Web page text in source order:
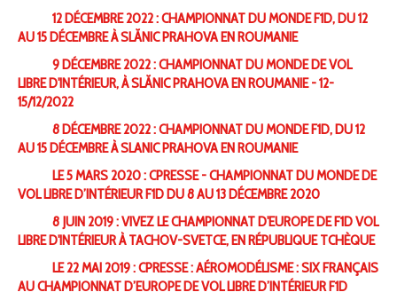
12 DÉCEMBRE 2022 : CHAMPIONNAT DU MONDE F1D, DU 12
AU 15 DÉCEMBRE À SLĂNIC PRAHOVA EN ROUMANIE
9 DÉCEMBRE 2022 : CHAMPIONNAT DU MONDE DE VOL
LIBRE D'INTÉRIEUR, À SLĂNIC PRAHOVA EN ROUMANIE - 12-
15/12/2022
8 DÉCEMBRE 2022 : CHAMPIONNAT DU MONDE F1D, DU 12
AU 15 DÉCEMBRE À SLANIC PRAHOVA EN ROUMANIE
LE 5 MARS 2020 : CPRESSE - CHAMPIONNAT DU MONDE DE
VOL LIBRE D’INTÉRIEUR F1D DU 8 AU 13 DÉCEMBRE 2020
8 JUIN 2019 : VIVEZ LE CHAMPIONNAT D'EUROPE DE F1D VOL
LIBRE D'INTÉRIEUR À TACHOV-SVETCE, EN RÉPUBLIQUE TCHÈQUE
LE 22 MAI 2019 : CPRESSE : AÉROMODÉLISME : SIX FRANÇAIS
AU CHAMPIONNAT D’EUROPE DE VOL LIBRE D’INTÉRIEUR F1D